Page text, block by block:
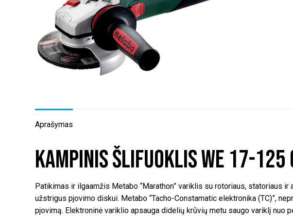
Aprašymas
Kampinis šlifuoklis WE 17-125
Patikimas ir ilgaamžis Metabo “Marathon” variklis su rotoriaus, statoriaus
užstrigus pjovimo diskui. Metabo “Tacho-Constamatic elektronika (TC)”,
pjovimą. Elektroninė variklio apsauga didelių krūvių metu saugo variklį nuo